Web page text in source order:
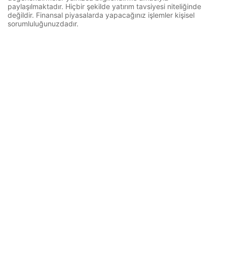
paylaşılmaktadır. Hiçbir şekilde yatırım tavsiyesi niteliğinde
değildir. Finansal piyasalarda yapacağınız işlemler kişisel
sorumluluğunuzdadır.